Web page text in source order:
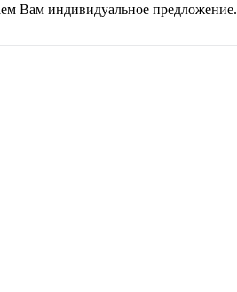
Вам индивидуальное предложение.